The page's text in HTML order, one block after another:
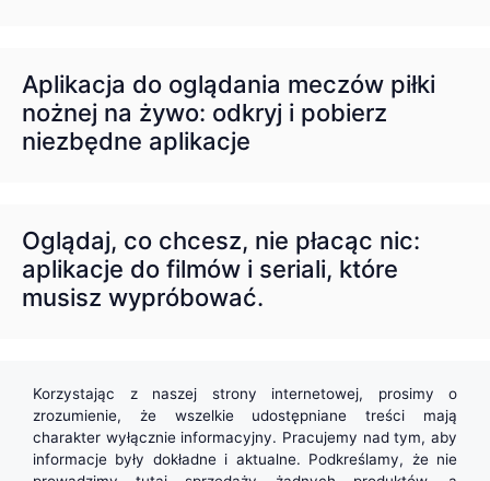
Aplikacja do oglądania meczów piłki
nożnej na żywo: odkryj i pobierz
niezbędne aplikacje
Oglądaj, co chcesz, nie płacąc nic:
aplikacje do filmów i seriali, które
musisz wypróbować.
Korzystając z naszej strony internetowej, prosimy o
zrozumienie, że wszelkie udostępniane treści mają
charakter wyłącznie informacyjny. Pracujemy nad tym, aby
informacje były dokładne i aktualne. Podkreślamy, że nie